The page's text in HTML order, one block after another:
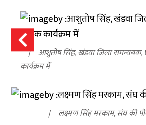
आशुतोष सिंह, खंडवा जिला समन्वयक,
कार्यक्रम में
लक्ष्मण सिंह मरकाम, संघ की